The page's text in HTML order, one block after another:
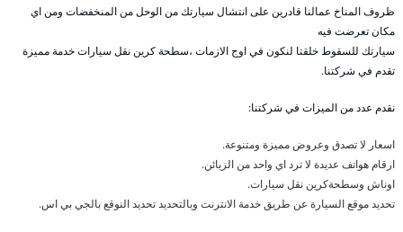
ظروف المناخ عمالنا قادرين على انتشال سيارتك من الوحل من المنخفضات ومن اي
مكان تعرضت فيه
سيارتك للسقوط خلقتا لنكون في اوج الازمات ،سطحة كرين نقل سيارات خدمة مميزة
تقدم في شركتنا.
نقدم عدد من الميزات في شركتنا:
اسعار لا تصدق وعروض مميزة ومتنوعة.
ارقام هواتف عديدة لا ترد اي واحد من الزبائن.
اوناش وسطحةكرين نقل سيارات.
تحديد موقع السيارة عن طريق خدمة الانترنت وبالتحديد تحديد النوقع بالجي بي اس.